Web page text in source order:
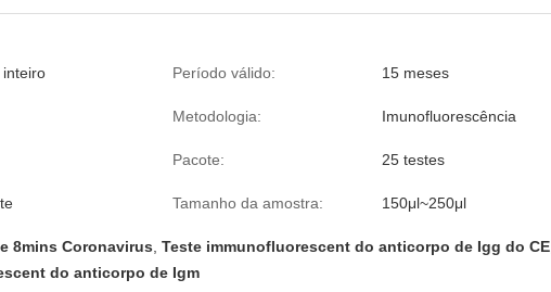
Período válido: 15 meses
Metodologia: Imunofluorescência
Pacote: 25 testes
Tamanho da amostra: 150μl~250μl
8mins Coronavirus Teste immunofluorescent do anticorpo de Igg do CE
do anticorpo de Igm